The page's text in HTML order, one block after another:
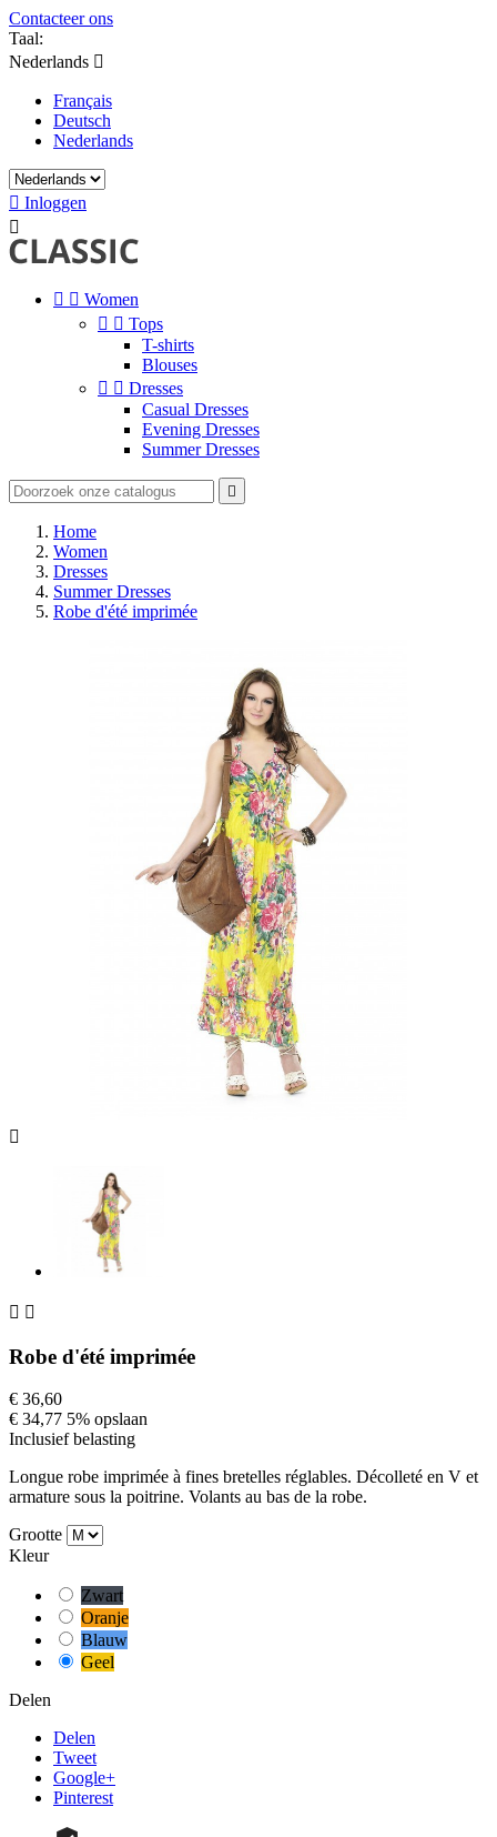
Contacteer ons
Taal:
Nederlands 
Français
Deutsch
Nederlands
 Inloggen

  Women
  Tops
T-shirts
Blouses
  Dresses
Casual Dresses
Evening Dresses
Summer Dresses

Home
Women
Dresses
Summer Dresses
Robe d'été imprimée

 
Robe d'été imprimée
€ 36,60
€ 34,77 5% opslaan
Inclusief belasting
Longue robe imprimée à fines bretelles réglables. Décolleté en V et
armature sous la poitrine. Volants au bas de la robe.
Grootte
Kleur
Zwart
Oranje
Blauw
Geel
Delen
Delen
Tweet
Google+
Pinterest